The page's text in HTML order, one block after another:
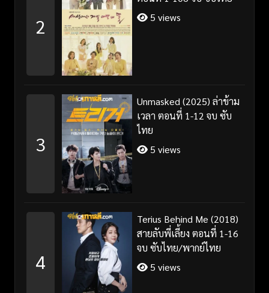
2
5 views
3
Unmasked (2025) ล่าข้าม
เวลา ตอนที่ 1-12 จบ ซับ
ไทย
5 views
4
Terius Behind Me (2018)
สายลับพี่เลี้ยง ตอนที่ 1-16
จบ ซับไทย/พากย์ไทย
5 views